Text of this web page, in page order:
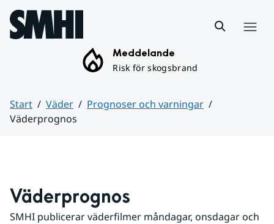
Hoppa till sidans innehåll
Meddelande
Risk för skogsbrand
Start Väder
Prognoser och varningar
Väderprognos
Väderprognos
SMHI publicerar väderfilmer måndagar, onsdagar och